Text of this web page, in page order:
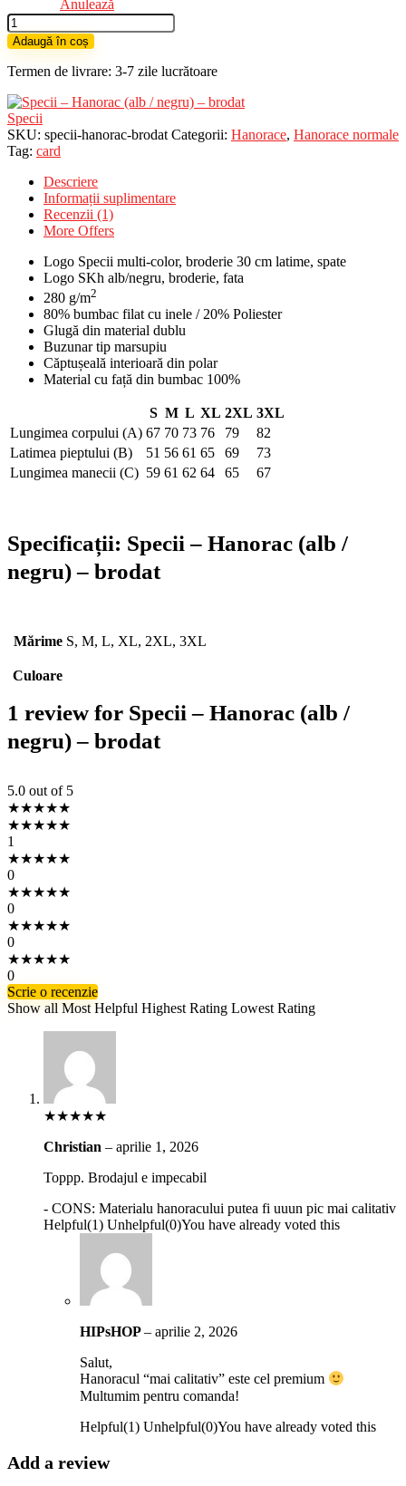
Anulează
Cantitate
Specii
-
Hanorac
/
negru)
-
brodat
Adaugă în coș
Termen de livrare: 3-7 zile lucrătoare
Specii
SKU: specii-hanorac-brodat Categorii: Hanorace, Hanorace normale
Tag: card
Descriere
Informații suplimentare
Recenzii (1)
More Offers
Logo Specii multi-color, broderie 30 cm latime, spate
Logo SKh alb/negru, broderie, fata
280 g/m2
80% bumbac filat cu inele / 20% Poliester
Glugă din material dublu
Buzunar tip marsupiu
Căptușeală interioară din polar
Material cu față din bumbac 100%
S M L XL 2XL 3XL
Lungimea corpului (A) 67 70 73 76 79
82
Latimea pieptului (B)
51 56 61 65 69
73
Lungimea manecii (C) 59 61 62 64 65 67
Specificații: Specii – Hanorac (alb /
negru) – brodat
Mărime S, M, L, XL, 2XL, 3XL
Culoare
1 review for Specii – Hanorac (alb /
negru) – brodat
5.0 out of 5
★★★★★
★★★★★
1
★★★★★
0
★★★★★
0
★★★★★
0
★★★★★
0
Scrie o recenzie
Show all Most Helpful Highest Rating Lowest Rating
★★★★★
Christian – aprilie 1, 2026
Toppp. Brodajul e impecabil
- CONS: Materialu hanoracului putea fi uuun pic mai calitativ
Helpful(1) Unhelpful(0)You have already voted this
HIPsHOP– aprilie 2, 2026
Salut,
Hanoracul “mai calitativ” este cel premium
Multumim pentru comanda!
Helpful(1) Unhelpful(0)You have already voted this
Add a review